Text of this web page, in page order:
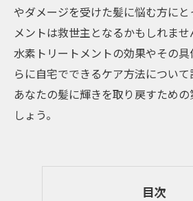
やダメージを受けた髪に悩む方にと
メントは救世主となるかもしれませ
水素トリートメントの効果やその
らに自宅でできるケア方法について
あなたの髪に輝きを取り戻すため
しょう。
目次